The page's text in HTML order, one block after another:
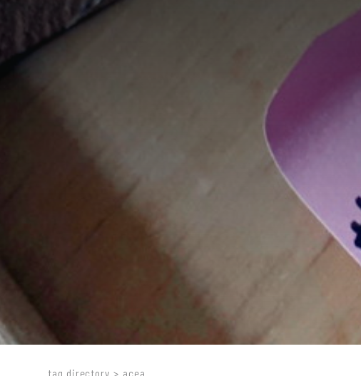
tag directory > acea